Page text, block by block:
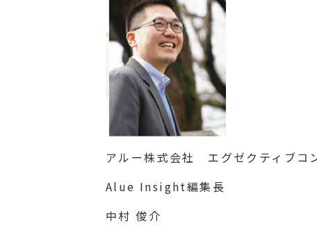
アルー株式会社 エグゼクティブコ
Alue Insight編集長
中村 俊介